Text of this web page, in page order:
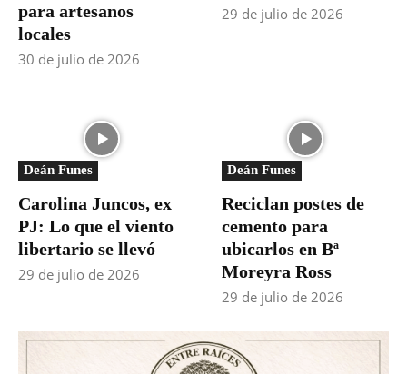
para artesanos
locales
30 de julio de 2026
29 de julio de 2026
Deán Funes
Carolina Juncos, ex
PJ: Lo que el viento
libertario se llevó
29 de julio de 2026
Deán Funes
Reciclan postes de
cemento para
ubicarlos en Bª
Moreyra Ross
29 de julio de 2026